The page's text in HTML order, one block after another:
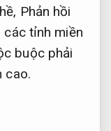
Phản hồi
tỉnh miền
buộc phải
cao.